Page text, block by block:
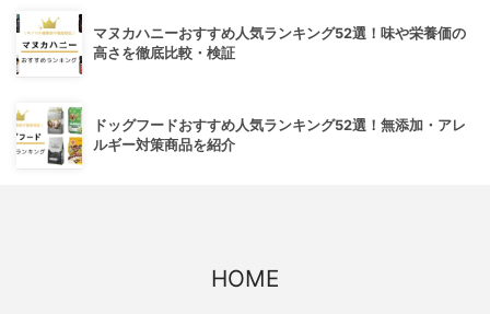
マヌカハニーおすすめ人気ランキング52選！味や栄養価の
高さを徹底比較・検証
ドッグフードおすすめ人気ランキング52選！無添加・アレ
ルギー対策商品を紹介
HOME